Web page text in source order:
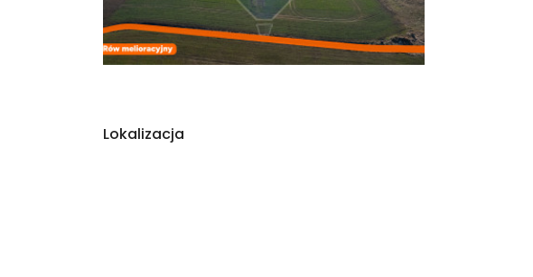
Lokalizacja